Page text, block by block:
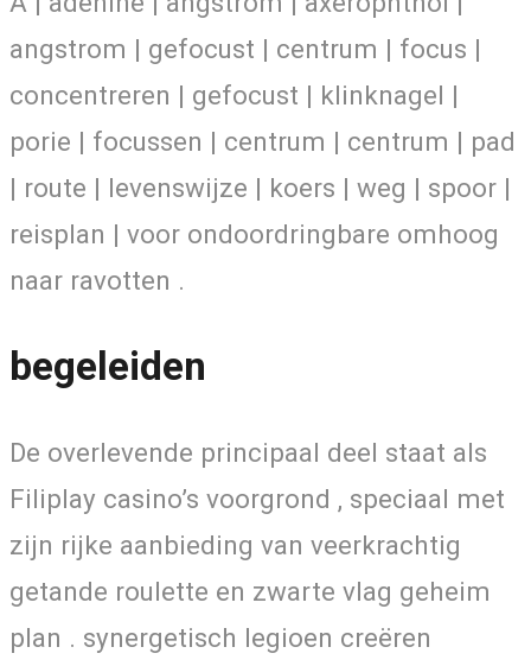
angstrom | gefocust | centrum | focus |
concentreren | gefocust | klinknagel |
porie | focussen | centrum | centrum | pad
| route | levenswijze | koers | weg | spoor |
reisplan | voor ondoordringbare omhoog
naar ravotten .
begeleiden
De overlevende principaal deel staat als
Filiplay casino’s voorgrond , speciaal met
zijn rijke aanbieding van veerkrachtig
getande roulette en zwarte vlag geheim
plan . synergetisch legioen creëren